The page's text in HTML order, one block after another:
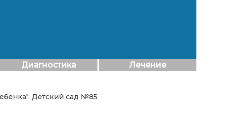
Диагностика Лечение
Детский сад №85